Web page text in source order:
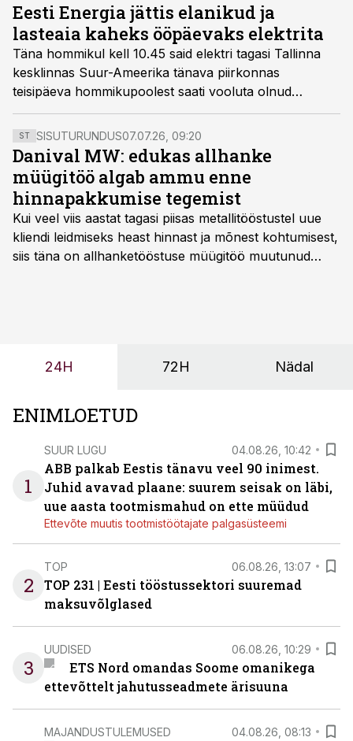
Eesti Energia jättis elanikud ja
lasteaia kaheks ööpäevaks elektrita
Täna hommikul kell 10.45 said elektri tagasi Tallinna
kesklinnas Suur-Ameerika tänava piirkonnas
teisipäeva hommikupoolest saati vooluta olnud
majapidamised ja lasteaed.
ST SISUTURUNDUS07.07.26, 09:20
Danival MW: edukas allhanke
müügitöö algab ammu enne
hinnapakkumise tegemist
Kui veel viis aastat tagasi piisas metallitööstustel uue
kliendi leidmiseks heast hinnast ja mõnest kohtumisest,
siis täna on allhanketööstuse müügitöö muutunud
24H 72H Nädal
ENIMLOETUD
1
SUUR LUGU 04.08.26, 10:42
ABB palkab Eestis tänavu veel 90 inimest.
Juhid avavad plaane: suurem seisak on läbi,
uue aasta tootmismahud on ette müüdud
Ettevõte muutis tootmistöötajate palgasüsteemi
2
TOP 06.08.26, 13:07
TOP 231 | Eesti tööstussektori suuremad
maksuvõlglased
3
UUDISED 06.08.26, 10:29
ETS Nord omandas Soome omanikega
ettevõttelt jahutusseadmete ärisuuna
MAJANDUSTULEMUSED 04.08.26, 08:13